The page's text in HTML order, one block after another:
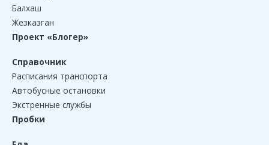
Балхаш
Жезказган
Проект «Блогер»
Справочник
Расписания транспорта
Автобусные остановки
Экстренные службы
Пробки